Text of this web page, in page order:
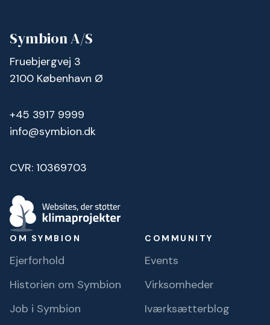
Symbion A/S
Fruebjergvej 3
2100 København Ø
+45 3917 9999
info@symbion.dk
CVR: 10369703
OM SYMBION
Ejerforhold
Historien om Symbion
Job i Symbion
COMMUNITY
Events
Virksomheder
Iværksætterblog